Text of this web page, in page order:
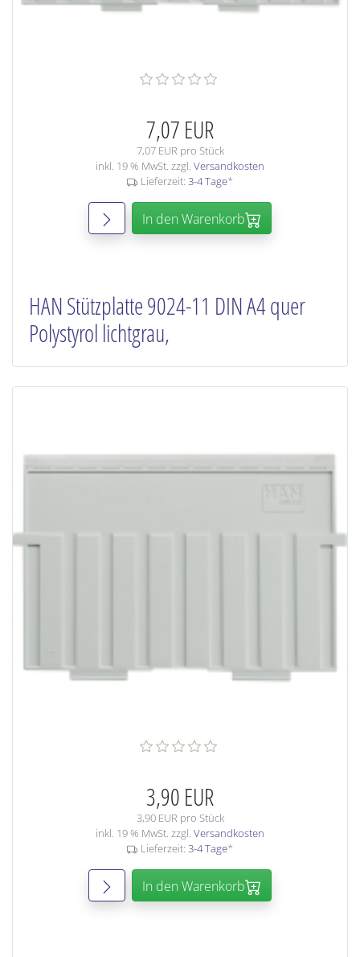
7,07 EUR
7,07 EUR pro Stück
inkl. 19 % MwSt. zzgl. Versandkosten
Lieferzeit: 3-4 Tage*
In den Warenkorb
HAN Stützplatte 9024-11 DIN A4 quer
Polystyrol lichtgrau,
3,90 EUR
3,90 EUR pro Stück
inkl. 19 % MwSt. zzgl. Versandkosten
Lieferzeit: 3-4 Tage*
In den Warenkorb